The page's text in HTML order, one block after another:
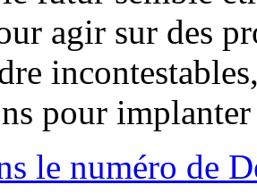
agir sur des
pour
le numéro de